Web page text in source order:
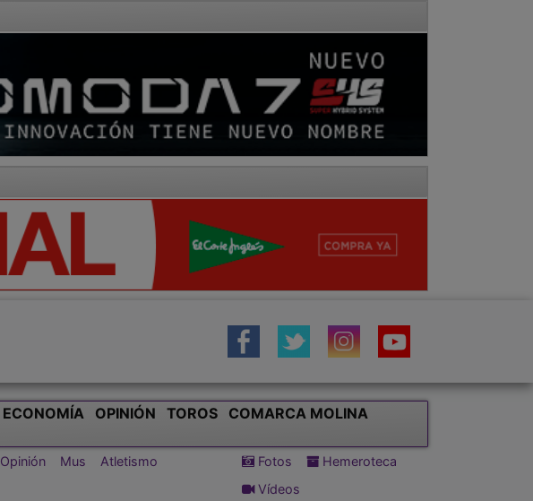
ECONOMÍA OPINIÓN TOROS
COMARCA MOLINA
Opinión Mus
Atletismo
Fotos
Hemeroteca
Vídeos